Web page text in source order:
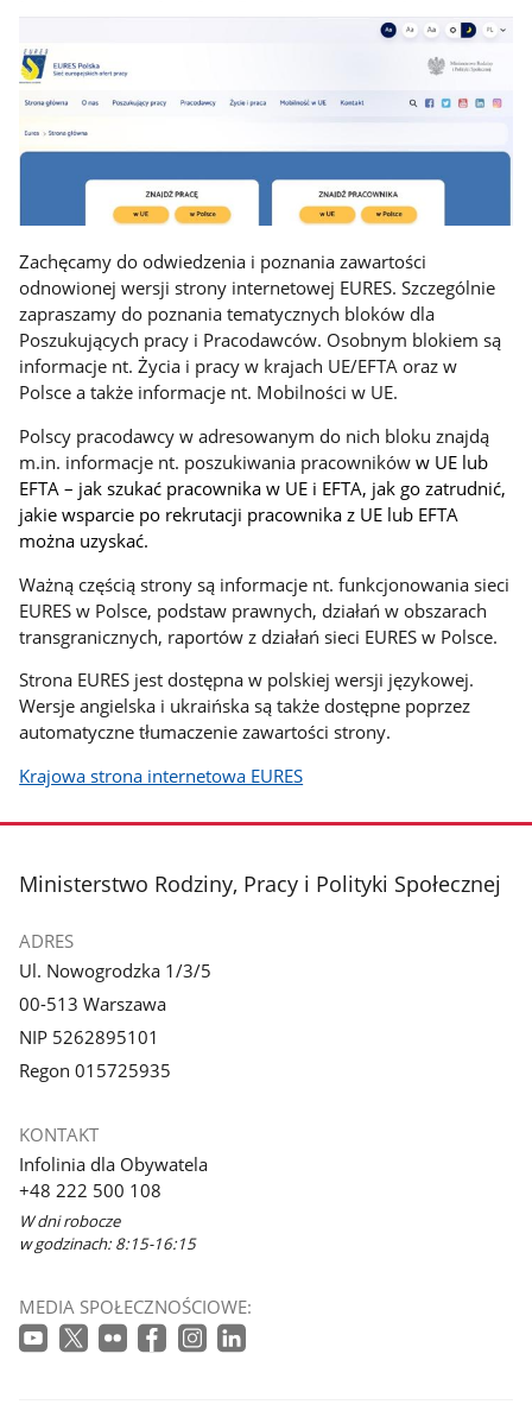
Zachęcamy do odwiedzenia i poznania zawartości
odnowionej wersji strony internetowej EURES. Szczególnie
zapraszamy do poznania tematycznych bloków dla
Poszukujących pracy i Pracodawców. Osobnym blokiem są
informacje nt. Życia i pracy w krajach UE/EFTA oraz w
Polsce a także informacje nt. Mobilności w UE.
Polscy pracodawcy w adresowanym do nich bloku znajdą
m.in. informacje nt. poszukiwania pracownikóww UE lub
EFTA – jak szukać pracownika w UE i EFTA, jak go zatrudnić,
jakie wsparcie po rekrutacji pracownika z UE lub EFTA
można uzyskać.
Ważną częścią strony są informacje nt. funkcjonowania sieci
EURES w Polsce, podstaw prawnych, działań w obszarach
transgranicznych, raportów z działań sieci EURES w Polsce.
Strona EURES jest dostępna w polskiej wersji językowej.
Wersje angielska i ukraińska są także dostępne poprzez
automatyczne tłumaczenie zawartości strony.
Krajowa strona internetowa EURES
stopka
Ministerstwo Rodziny, Pracy i Polityki Społecznej
ADRES
Ul. Nowogrodzka 1/3/5
00-513 Warszawa
NIP 5262895101
Regon 015725935
KONTAKT
Infolinia dla Obywatela
+48 222 500 108
W dni robocze
w godzinach: 8:15-16:15
MEDIA SPOŁECZNOŚCIOWE: